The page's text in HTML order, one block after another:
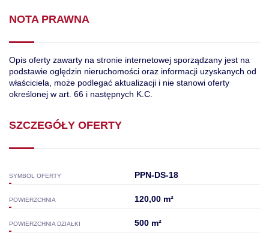
NOTA PRAWNA
Opis oferty zawarty na stronie internetowej sporządzany jest na
podstawie oględzin nieruchomości oraz informacji uzyskanych od
właściciela, może podlegać aktualizacji i nie stanowi oferty
określonej w art. 66 i następnych K.C.
SZCZEGÓŁY OFERTY
SYMBOL OFERTY PPN-DS-18
POWIERZCHNIA 120,00 m²
POWIERZCHNIA DZIAŁKI 500 m²